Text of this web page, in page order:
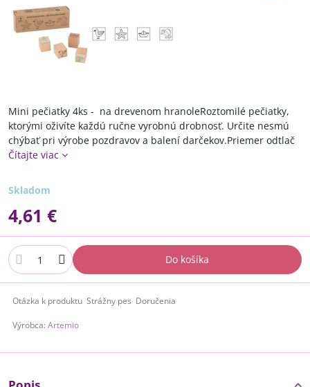
Mini pečiatky 4ks - na drevenom hranoleRoztomilé pečiatky,
ktorými oživíte každú ručne vyrobnú drobnosť. Určite nesmú
chýbať pri výrobe pozdravov a balení darčekov.Priemer odtlač
Čítajte viac
Skladom
4,61 €
Do košíka
Otázka k produktu Strážny pes Doručenia
Výrobca: Artemio